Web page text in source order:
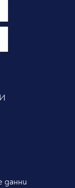
данни